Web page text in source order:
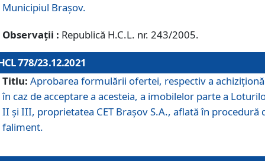
Municipiul Braşov.
Observații : Republică H.C.L. nr. 243/2005.
778/23.12.2021
Titlu: Aprobarea formulării ofertei, respectiv a
în caz de acceptare a acesteia, a imobilelor parte a
II și III, proprietatea CET Brașov S.A., aflată în procedură
faliment.